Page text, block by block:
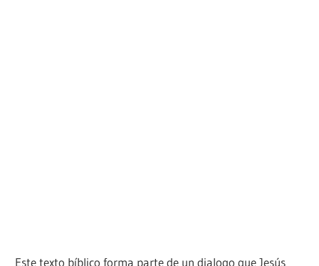
Este texto bíblico forma parte de un dialogo que Jesús